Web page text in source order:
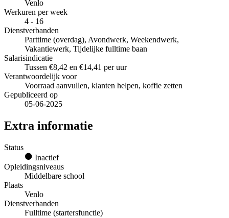
Venlo
Werkuren per week
4 - 16
Dienstverbanden
Parttime (overdag), Avondwerk, Weekendwerk,
Vakantiewerk, Tijdelijke fulltime baan
Salarisindicatie
Tussen €8,42 en €14,41 per uur
Verantwoordelijk voor
Voorraad aanvullen, klanten helpen, koffie zetten
Gepubliceerd op
05-06-2025
Extra informatie
Status
Inactief
Opleidingsniveaus
Middelbare school
Plaats
Venlo
Dienstverbanden
Fulltime (startersfunctie)